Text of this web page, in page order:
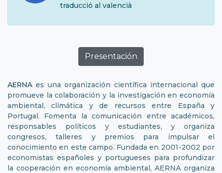
traducció al valencià
Presentación
AERNAes una organización científica internacional que
promueve la colaboración y la investigación en economía
ambiental, climática y de recursos entre España y
Portugal. Fomenta la comunicación entre académicos,
responsables políticos y estudiantes, y organiza
congresos, talleres y premios para impulsar el
conocimiento en este campo. Fundada en 2001-2002 por
economistas españoles y portugueses para profundizar
la cooperación en economía ambiental, AERNA organiza